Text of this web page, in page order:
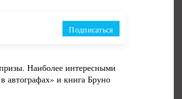
Подписаться
Наиболее интересными
автографах» и книга Бруно